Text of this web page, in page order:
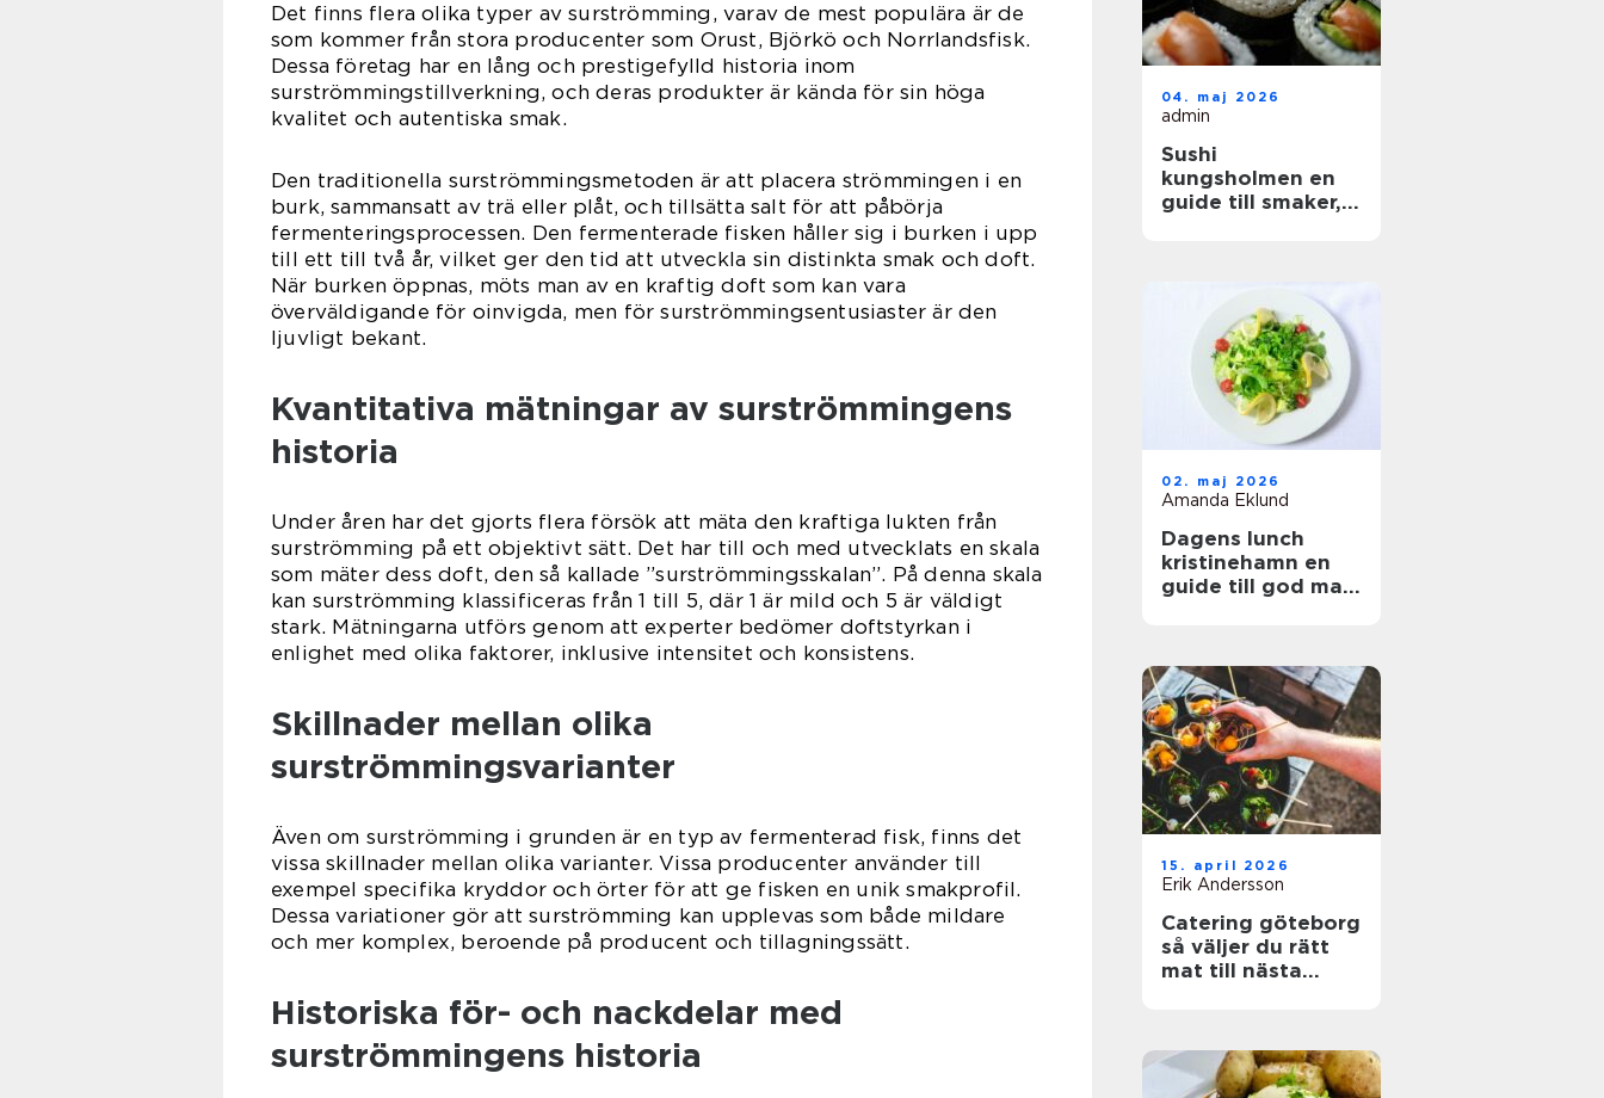
Det finns flera olika typer av surströmming, varav de mest populära är de
som kommer från stora producenter som Orust, Björkö och Norrlandsfisk.
Dessa företag har en lång och prestigefylld historia inom
surströmmingstillverkning, och deras produkter är kända för sin höga
kvalitet och autentiska smak.
Den traditionella surströmmingsmetoden är att placera strömmingen i en
burk, sammansatt av trä eller plåt, och tillsätta salt för att påbörja
fermenteringsprocessen. Den fermenterade fisken håller sig i burken i upp
till ett till två år, vilket ger den tid att utveckla sin distinkta smak och doft.
När burken öppnas, möts man av en kraftig doft som kan vara
överväldigande för oinvigda, men för surströmmingsentusiaster är den
ljuvligt bekant.
Kvantitativa mätningar av surströmmingens
historia
Under åren har det gjorts flera försök att mäta den kraftiga lukten från
surströmming på ett objektivt sätt. Det har till och med utvecklats en skala
som mäter dess doft, den så kallade ”surströmmingsskalan”. På denna skala
kan surströmming klassificeras från 1 till 5, där 1 är mild och 5 är väldigt
stark. Mätningarna utförs genom att experter bedömer doftstyrkan i
enlighet med olika faktorer, inklusive intensitet och konsistens.
Skillnader mellan olika
surströmmingsvarianter
Även om surströmming i grunden är en typ av fermenterad fisk, finns det
vissa skillnader mellan olika varianter. Vissa producenter använder till
exempel specifika kryddor och örter för att ge fisken en unik smakprofil.
Dessa variationer gör att surströmming kan upplevas som både mildare
och mer komplex, beroende på producent och tillagningssätt.
Historiska för- och nackdelar med
surströmmingens historia
04. maj 2026
admin
Sushi
kungsholmen en
guide till smaker,
02. maj 2026
Amanda Eklund
Dagens lunch
kristinehamn en
guide till god mat
15. april 2026
Erik Andersson
Catering göteborg
så väljer du rätt
mat till nästa